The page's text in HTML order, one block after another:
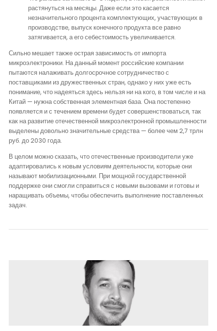
растянуться на месяцы. Даже если это касается
незначительного процента комплектующих, участвующих в
производстве, выпуск конечного продукта все равно
затягивается, а его себестоимость увеличивается.
Сильно мешает также острая зависимость от импорта
микроэлектроники. На данный момент российские компании
пытаются налаживать долгосрочное сотрудничество с
поставщиками из дружественных стран, однако у них уже есть
понимание, что надеяться здесь нельзя ни на кого, в том числе и на
Китай — нужна собственная элементная база. Она постепенно
появляется и с течением времени будет совершенствоваться, так
как на развитие отечественной микроэлектронной промышленности
выделены довольно значительные средства — более чем 2,7 трлн
руб. до 2030 года.
В целом можно сказать, что отечественные производители уже
адаптировались к новым условиям деятельности, которые они
называют мобилизационными. При мощной государственной
поддержке они смогли справиться с новыми вызовами и готовы и
наращивать объемы, чтобы обеспечить выполнение поставленных
задач.